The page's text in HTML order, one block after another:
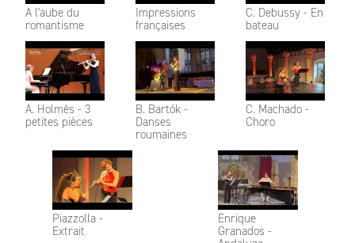
A l'aube du
romantisme
Impressions
françaises
C. Debussy - En
bateau
A. Holmès - 3
petites pièces
B. Bartók -
Danses
roumaines
C. Machado -
Choro
Piazzolla -
Extrait
Enrique
Granados -